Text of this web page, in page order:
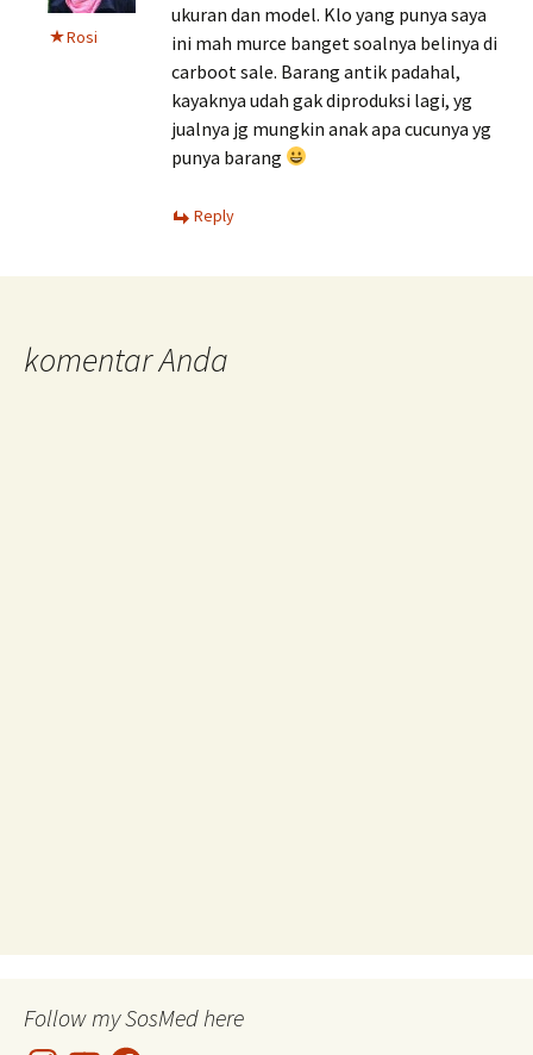
Rosi
ukuran dan model. Klo yang punya saya
ini mah murce banget soalnya belinya di
carboot sale. Barang antik padahal,
kayaknya udah gak diproduksi lagi, yg
jualnya jg mungkin anak apa cucunya yg
punya barang
Reply
komentar Anda
Follow my SosMed here